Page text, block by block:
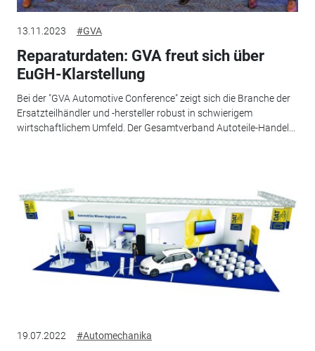
13.11.2023 #GVA
Reparaturdaten: GVA freut sich über
EuGH-Klarstellung
Bei der "GVA Automotive Conference" zeigt sich die Branche der
Ersatzteilhändler und -hersteller robust in schwierigem
wirtschaftlichem Umfeld. Der Gesamtverband Autoteile-Handel...
19.07.2022 #Automechanika